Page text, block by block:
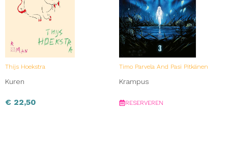
Thijs Hoekstra
Kuren
€ 22,50
Timo Parvela And Pasi Pitkänen
Krampus
RESERVEREN